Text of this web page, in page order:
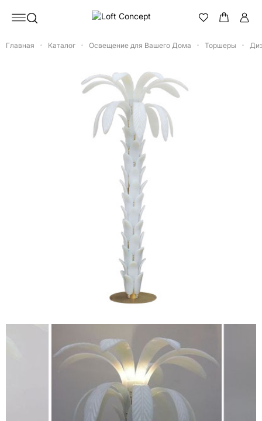
Главная Каталог Освещение для Вашего Дома Торшеры